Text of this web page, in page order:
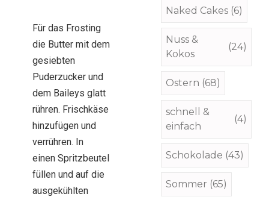
Für das Frosting
die Butter mit dem
gesiebten
Puderzucker und
dem Baileys glatt
rühren. Frischkäse
hinzufügen und
verrühren. In
einen Spritzbeutel
füllen und auf die
ausgekühlten
Naked Cakes (6)
Nuss &
Kokos
(24)
Ostern (68)
schnell &
einfach
(4)
Schokolade (43)
Sommer (65)